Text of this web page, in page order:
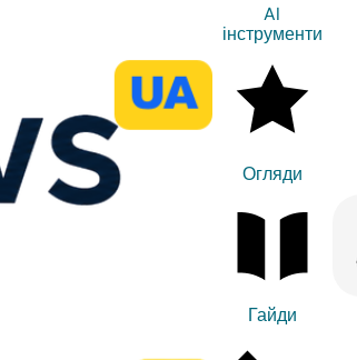
AI
інструменти
Огляди
Гайди